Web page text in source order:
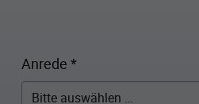
Anrede *